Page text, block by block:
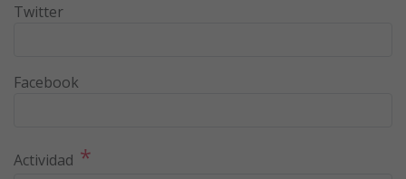
Twitter
Facebook
Actividad *